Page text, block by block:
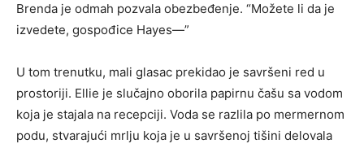
Brenda je odmah pozvala obezbeđenje. “Možete li da je
izvedete, gospođice Hayes—”
U tom trenutku, mali glasac prekidao je savršeni red u
prostoriji. Ellie je slučajno oborila papirnu čašu sa vodom
koja je stajala na recepciji. Voda se razlila po mermernom
podu, stvarajući mrlju koja je u savršenoj tišini delovala